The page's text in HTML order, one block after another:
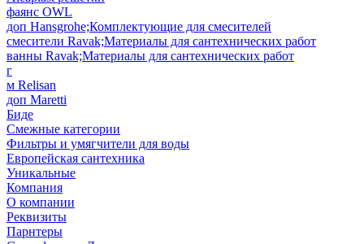
фаянс OWL
доп Hansgrohe;Комплектующие для смесителей
смесители Ravak;Материалы для сантехнических работ
ванны Ravak;Материалы для сантехнических работ
г
м Relisan
доп Maretti
Биде
Смежные категории
Фильтры и умягчители для воды
Европейская сантехника
Уникальные
Компания
О компании
Реквизиты
Парнтеры